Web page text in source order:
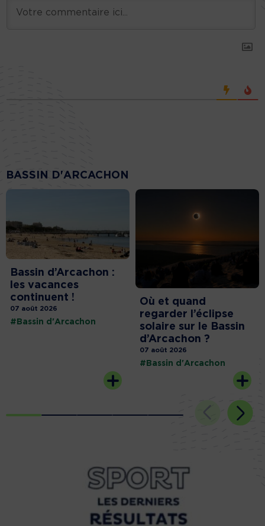
BASSIN D'ARCACHON
Bassin d’Arcachon :
les vacances
continuent !
07 août 2026
#Bassin d'Arcachon
Où et quand
regarder l’éclipse
solaire sur le Bassin
d’Arcachon ?
07 août 2026
#Bassin d'Arcachon